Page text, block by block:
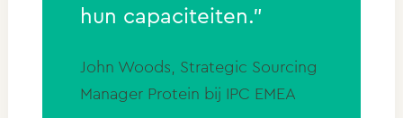
hun capaciteiten.”
John Woods, Strategic Sourcing
Manager Protein bij IPC EMEA